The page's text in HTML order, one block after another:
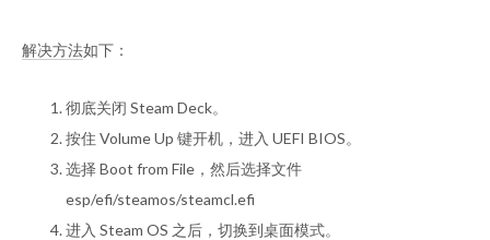
解决方法如下：
彻底关闭 Steam Deck。
按住 Volume Up 键开机，进入 UEFI BIOS。
选择 Boot from File，然后选择文件
esp/efi/steamos/steamcl.efi
进入 Steam OS 之后，切换到桌面模式。